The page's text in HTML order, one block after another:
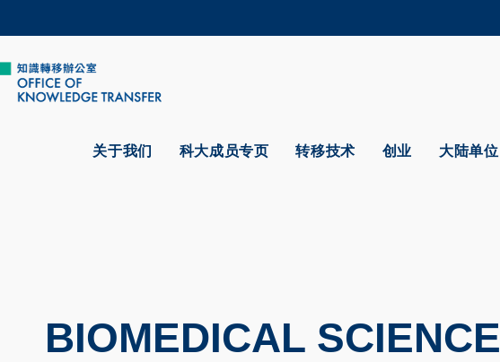
更多科大概览
关于我们 科大成员专页 转移技术 创业 大陆单位
BIOMEDICAL SCIENCE